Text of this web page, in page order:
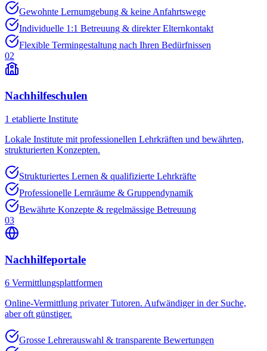
Gewohnte Lernumgebung & keine Anfahrtswege
Individuelle 1:1 Betreuung & direkter Elternkontakt
Flexible Termingestaltung nach Ihren Bedürfnissen
02
Nachhilfeschulen
1 etablierte Institute
Lokale Institute mit professionellen Lehrkräften und bewährten,
strukturierten Konzepten.
Strukturiertes Lernen & qualifizierte Lehrkräfte
Professionelle Lernräume & Gruppendynamik
Bewährte Konzepte & regelmässige Betreuung
03
Nachhilfeportale
6 Vermittlungsplattformen
Online-Vermittlung privater Tutoren. Aufwändiger in der Suche,
aber oft günstiger.
Grosse Lehrerauswahl & transparente Bewertungen